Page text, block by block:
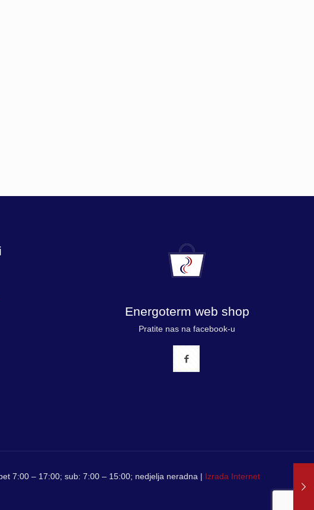
Energoterm web shop
Pratite nas na facebook-u
7:00 – 17:00; sub: 7:00 – 15:00; nedjelja neradna | Izrada Internet